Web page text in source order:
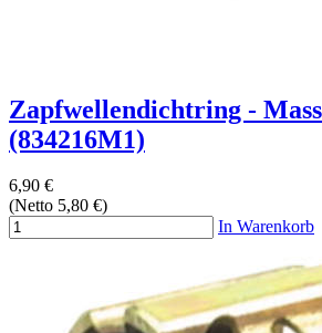
Zapfwellendichtring -
(834216M1)
6,90 €
(Netto 5,80 €)
In Warenkorb